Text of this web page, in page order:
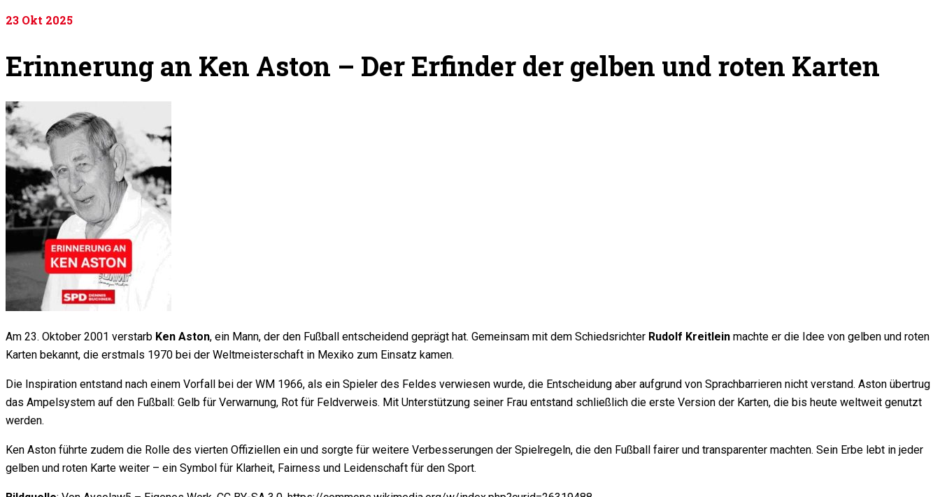
23 Okt 2025
Erinnerung an Ken Aston – Der Erfinder der gelben und roten Karten
Am 23. Oktober 2001 verstarb Ken Aston, ein Mann, der den Fußball entscheidend geprägt hat. Gemeinsam mit dem Schiedsrichter Rudolf Kreitlein machte er die Idee von gelben und roten
Karten bekannt, die erstmals 1970 bei der Weltmeisterschaft in Mexiko zum Einsatz kamen.
Die Inspiration entstand nach einem Vorfall bei der WM 1966, als ein Spieler des Feldes verwiesen wurde, die Entscheidung aber aufgrund von Sprachbarrieren nicht verstand. Aston übertrug
das Ampelsystem auf den Fußball: Gelb für Verwarnung, Rot für Feldverweis. Mit Unterstützung seiner Frau entstand schließlich die erste Version der Karten, die bis heute weltweit genutzt
werden.
Ken Aston führte zudem die Rolle des vierten Offiziellen ein und sorgte für weitere Verbesserungen der Spielregeln, die den Fußball fairer und transparenter machten. Sein Erbe lebt in jeder
gelben und roten Karte weiter – ein Symbol für Klarheit, Fairness und Leidenschaft für den Sport.